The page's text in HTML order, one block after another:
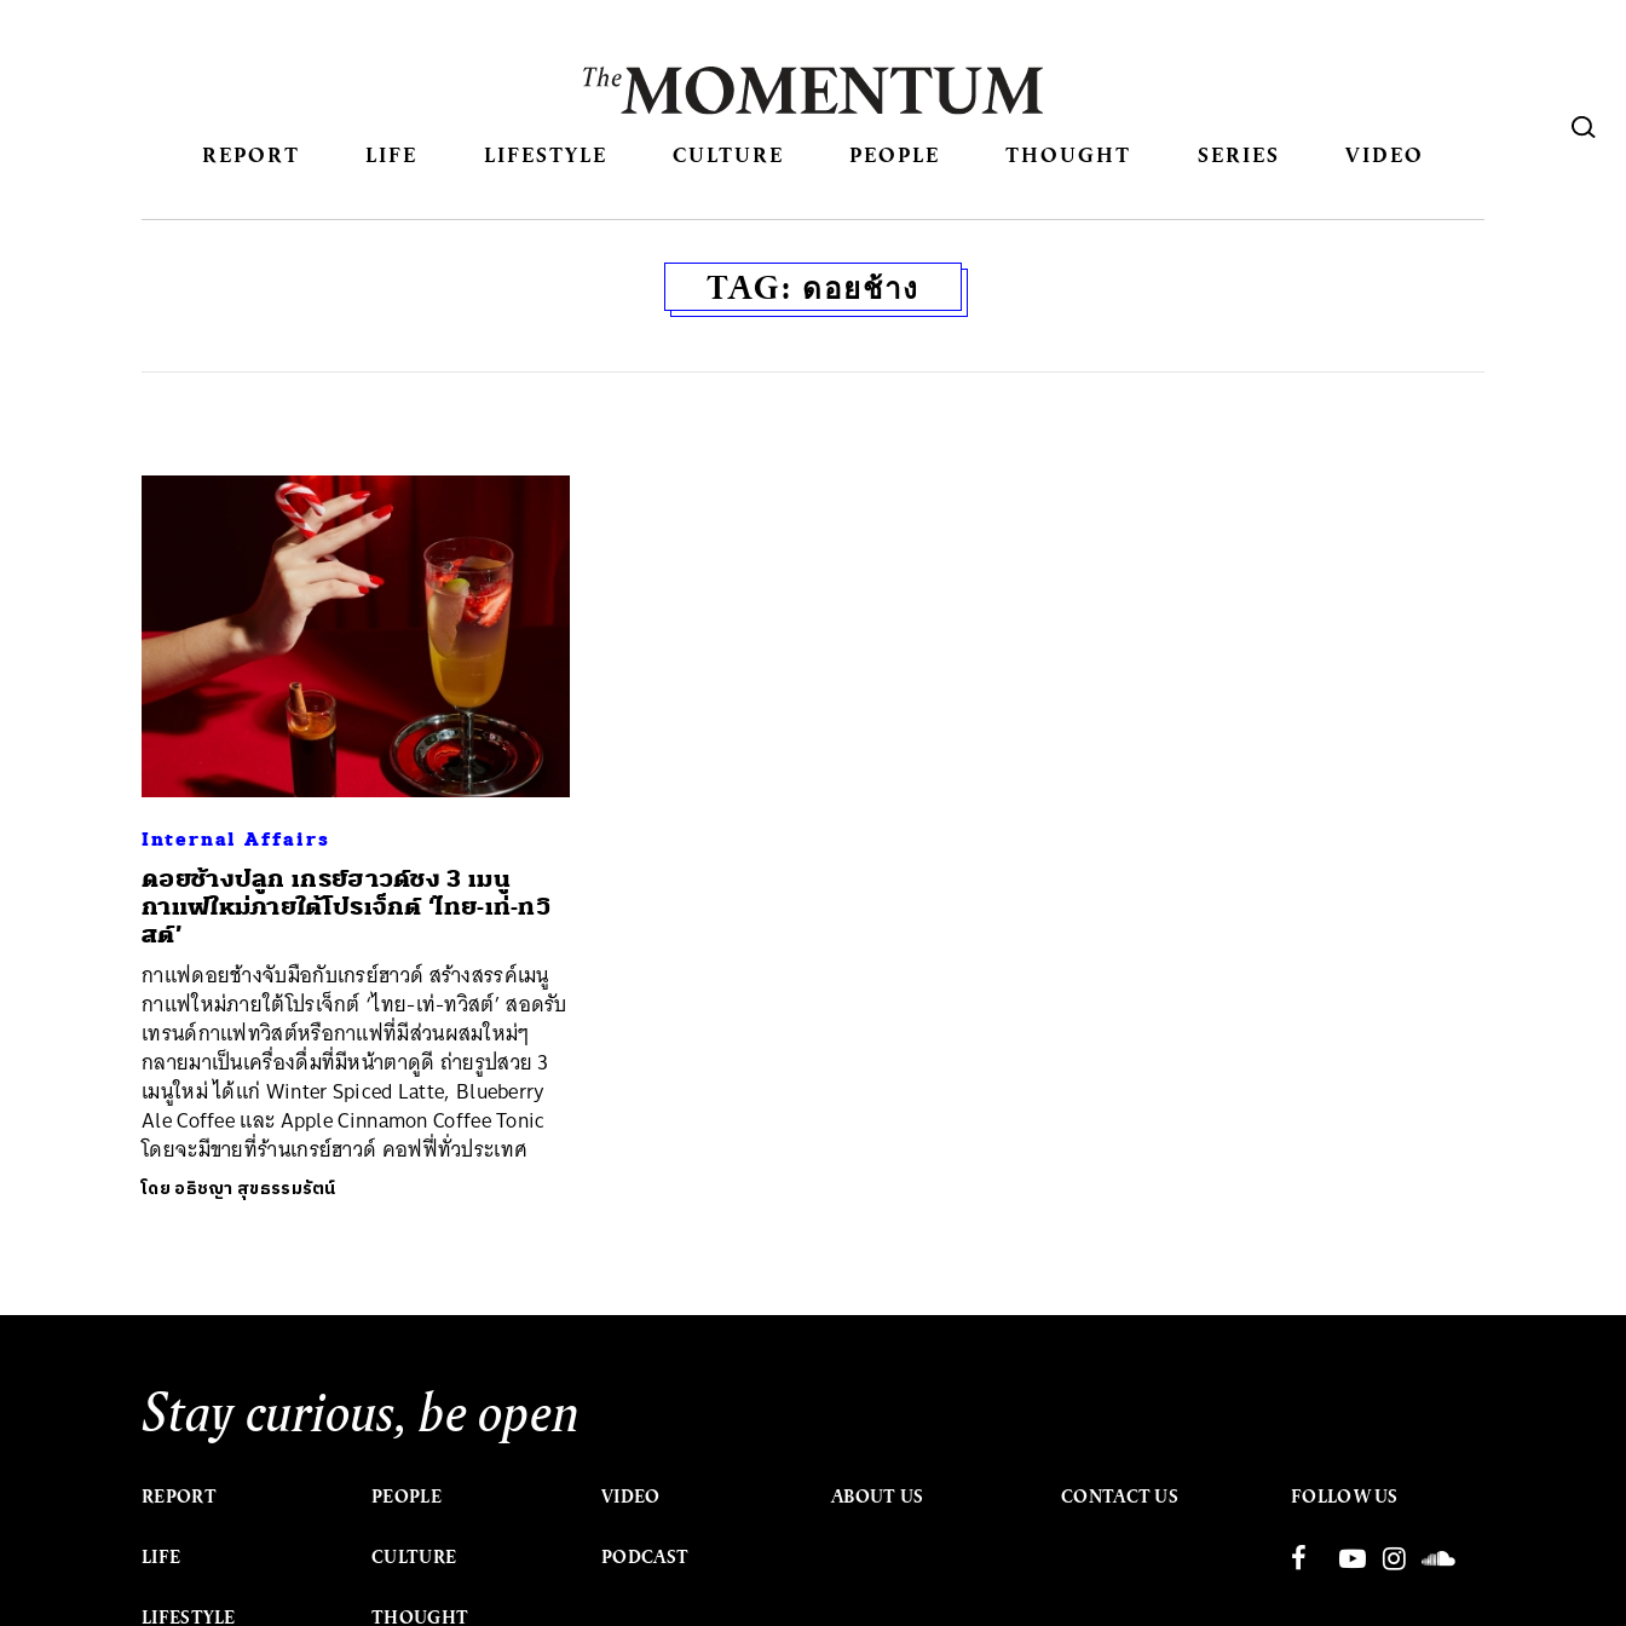
REPORT LIFE LIFESTYLE CULTURE PEOPLE THOUGHT SERIES VIDEO
TAG: ดอยช้าง
Internal Affairs
ดอยช้างปลูก เกรย์ฮาวด์ชง 3 เมนู
กาแฟใหม่ภายใต้โปรเจ็กต์ ‘ไทย-เท่-ทวิ
สต์’
กาแฟดอยช้างจับมือกับเกรย์ฮาวด์ สร้างสรรค์เมนู
กาแฟใหม่ภายใต้โปรเจ็กต์ ‘ไทย-เท่-ทวิสต์’ สอดรับ
เทรนด์กาแฟทวิสต์หรือกาแฟที่มีส่วนผสมใหม่ๆ
กลายมาเป็นเครื่องดื่มที่มีหน้าตาดูดี ถ่ายรูปสวย 3
เมนูใหม่ ได้แก่ Winter Spiced Latte, Blueberry
Ale Coffee และ Apple Cinnamon Coffee Tonic
โดยจะมีขายที่ร้านเกรย์ฮาวด์ คอฟฟี่ทั่วประเทศ
โดย อธิชญา สุขธรรมรัตน์
Stay curious, be open
REPORT
LIFE
LIFESTYLE
PEOPLE
CULTURE
THOUGHT
VIDEO
PODCAST
ABOUT US CONTACT US FOLLOW US